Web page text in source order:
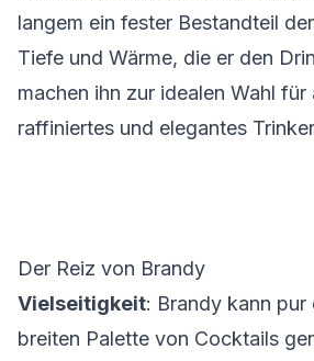
langem ein fester Bestandteil
Tiefe und Wärme, die er den
machen ihn zur idealen Wahl für
raffiniertes und elegantes
Der Reiz von Brandy
Vielseitigkeit: Brandy kann pur
breiten Palette von Cocktails